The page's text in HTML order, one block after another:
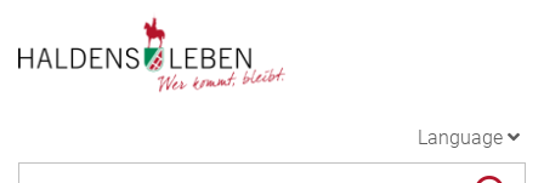
Language